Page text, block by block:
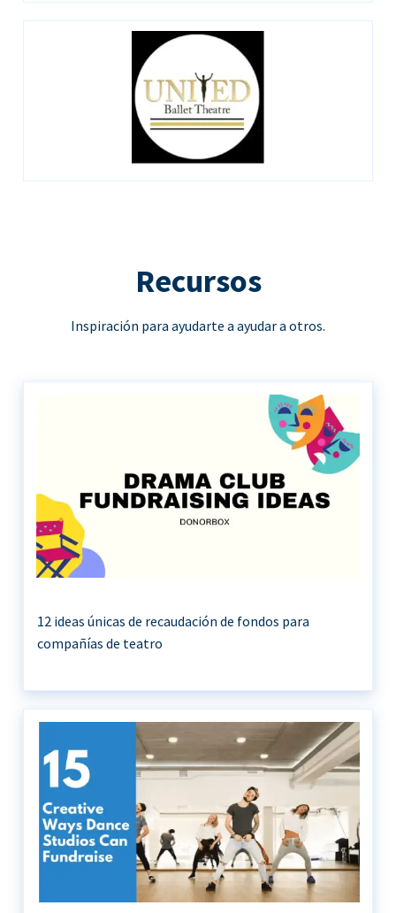
Recursos
Inspiración para ayudarte a ayudar a otros.
12 ideas únicas de recaudación de fondos para
compañías de teatro